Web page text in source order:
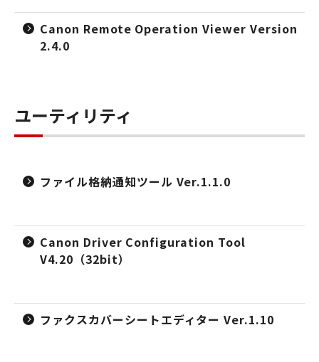
Canon Remote Operation Viewer Version
2.4.0
ユーティリティ
ファイル格納通知ツール Ver.1.1.0
Canon Driver Configuration Tool
V4.20（32bit）
ファクスカバーシートエディター Ver.1.10